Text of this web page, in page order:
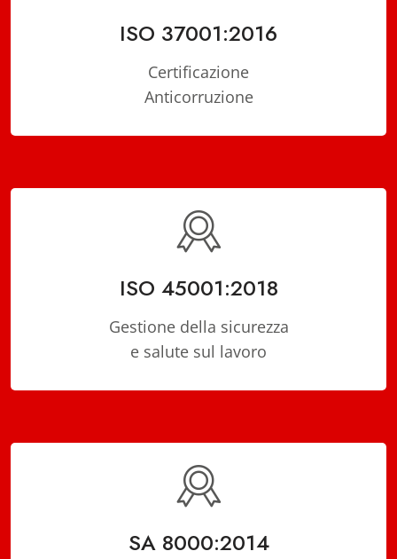
ISO 37001:2016
Certificazione
Anticorruzione
ISO 45001:2018
Gestione della sicurezza
e salute sul lavoro
SA 8000:2014